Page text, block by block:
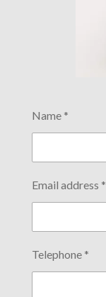
Name *
Email address *
Telephone *